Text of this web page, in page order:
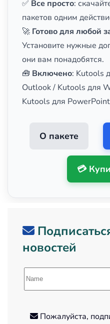
✅ Все просто:
пакетов одним
🚀 Готово для любой
Установите нужные
они вам понадобятся.
🧰 Включено: Kutools
Outlook / Kutools для
Kutools для PowerPoint
О пакете
💳
новостей
Пожалуйста,